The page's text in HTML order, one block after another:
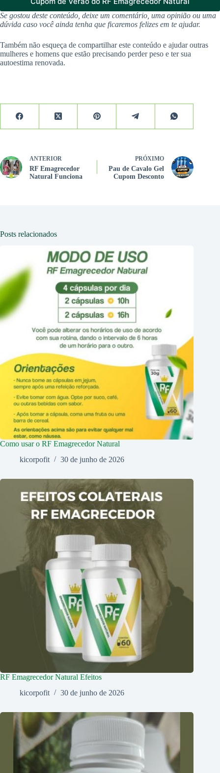
Se gostou deste conteúdo, deixe um comentário, uma opinião ou uma
dúvida caso você ainda tenha que ficaremos felizes em te ajudar.
Também não esqueça de compartilhar este conteúdo e ajudar outras
mulheres e homens que estão precisando perder peso e ter sua
autoestima renovada.
ANTERIOR
RF Emagrecedor
Natural Funciona
PRÓXIMO
Pau de Cavalo Gel
Cupom Desconto
Posts relacionados
Como usar o RF Emagrecedor Natural
kicorpofit
30 de junho de 2026
RF Emagrecedor Natural Efeitos
kicorpofit
30 de junho de 2026